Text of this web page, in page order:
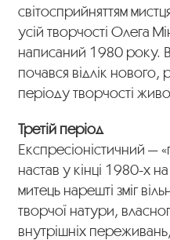
світосприйняттям
усій творчості Олега
написаний 1980 року.
почався відлік
періоду творчості
Третій період
Експресіоністичний —
настав у кінці 1980-х
митець нарешті зміг
творчої натури,
внутрішніх